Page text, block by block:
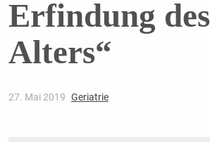
Erfindung des
Alters“
27. Mai 2019 Geriatrie